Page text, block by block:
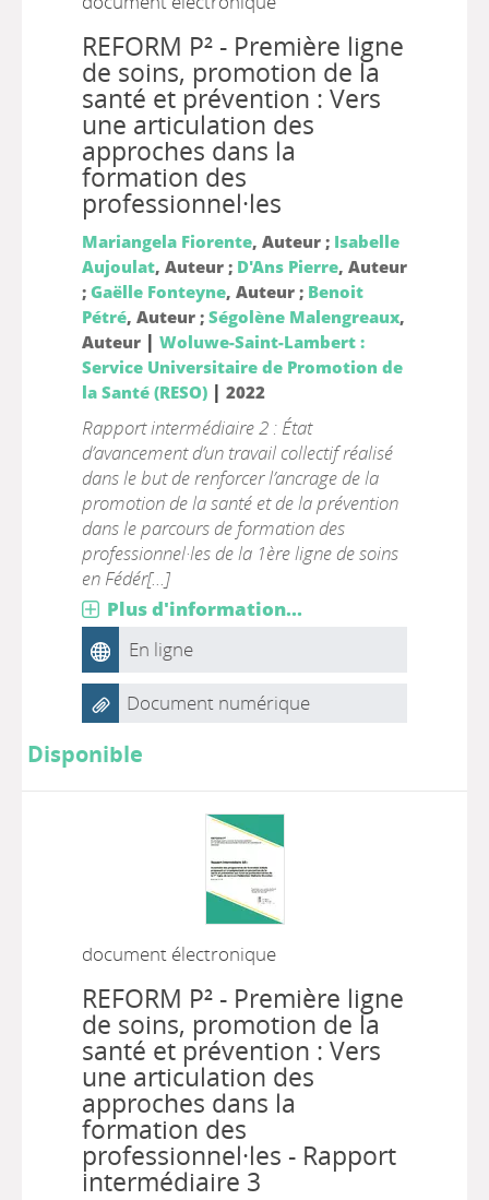
REFORM P² - Première ligne
de soins, promotion de la
santé et prévention : Vers
une articulation des
approches dans la
formation des
professionnel·les
Mariangela Fiorente, Auteur ; Isabelle
Aujoulat, Auteur ; D'Ans Pierre, Auteur
; Gaëlle Fonteyne, Auteur ; Benoit
Pétré, Auteur ; Ségolène Malengreaux,
Auteur | Woluwe-Saint-Lambert :
Service Universitaire de Promotion de
la Santé (RESO)| 2022
Rapport intermédiaire 2 : État
d’avancement d’un travail collectif réalisé
dans le but de renforcer l’ancrage de la
promotion de la santé et de la prévention
dans le parcours de formation des
professionnel·les de la 1ère ligne de soins
en Fédér[...]
Plus d'information...
En ligne
Document numérique
Disponible
document électronique
REFORM P² - Première ligne
de soins, promotion de la
santé et prévention : Vers
une articulation des
approches dans la
formation des
professionnel·les - Rapport
intermédiaire 3